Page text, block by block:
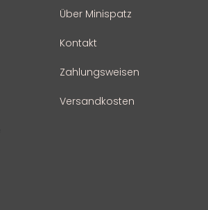
Über Minispatz
Kontakt
Zahlungsweisen
Versandkosten